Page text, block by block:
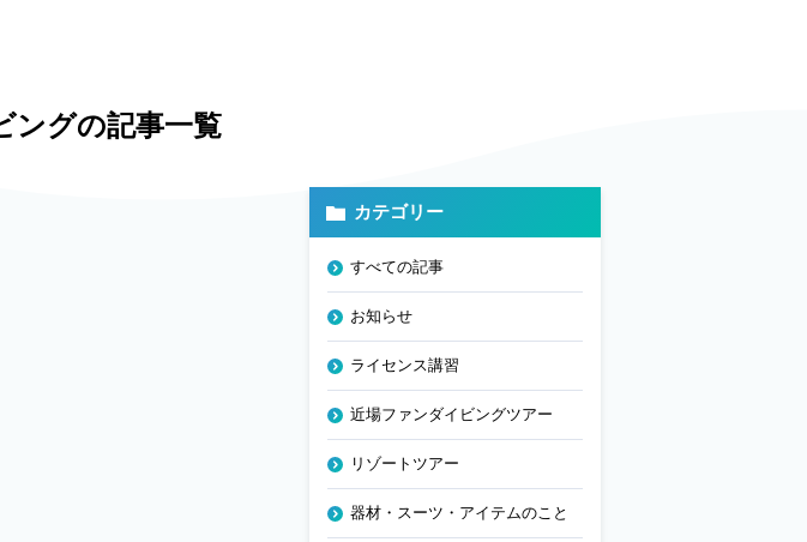
ングの記事一覧
カテゴリー
すべての記事
お知らせ
ライセンス講習
近場ファンダイビングツアー
リゾートツアー
器材・スーツ・アイテムのこと